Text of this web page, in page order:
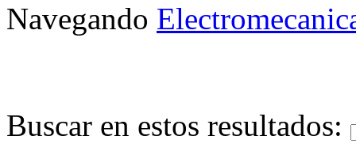
Navegando
Buscar en estos resultados: